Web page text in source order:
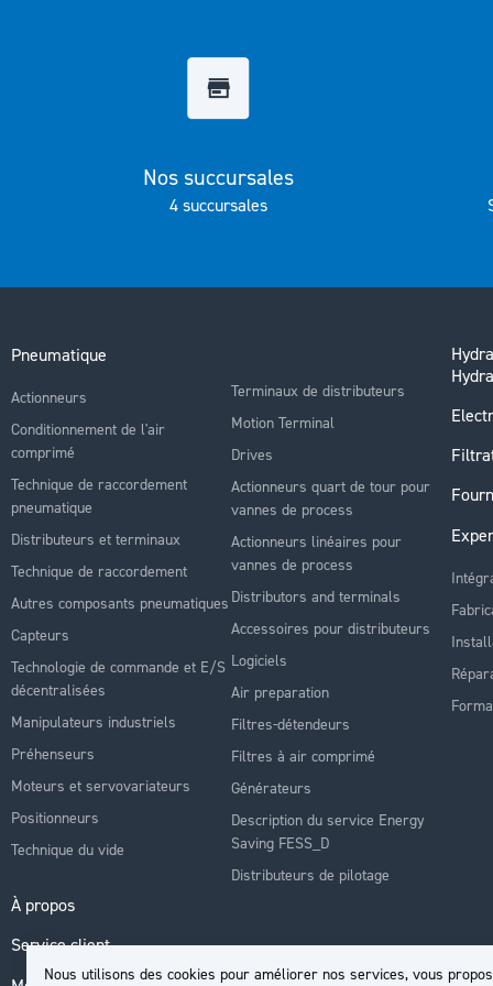
Nous utilisons des cookies pour améliorer nos services, vous
Nos succursales
4 succursales
Pneumatique
Actionneurs
Conditionnement de l'air
comprimé
Technique de raccordement
pneumatique
Distributeurs et terminaux
Technique de raccordement
Autres composants pneumatiques
Capteurs
Technologie de commande et E/S
décentralisées
Manipulateurs industriels
Préhenseurs
Moteurs et servovariateurs
Positionneurs
Technique du vide
Terminaux de distributeurs
Motion Terminal
Drives
Actionneurs quart de tour pour
vannes de process
Actionneurs linéaires pour
vannes de process
Distributors and terminals
Accessoires pour distributeurs
Logiciels
Air preparation
Filtres-détendeurs
Filtres à air comprimé
Générateurs
Description du service Energy
Saving FESS_D
Distributeurs de pilotage
À propos
Service client